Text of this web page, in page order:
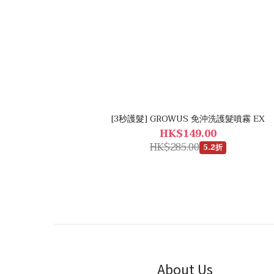
[3秒護髮] GROWUS 免沖洗護髮噴霧 EX
HK$149.00
HK$285.00 5.2折
About Us